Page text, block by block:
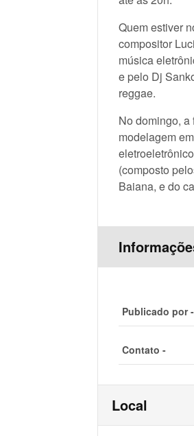
Quem estiver
compositor
música
e pelo Dj
reggae.
No domingo,
modelagem
(composto
Baiana, e do
Publicado por -
Contato -
Local